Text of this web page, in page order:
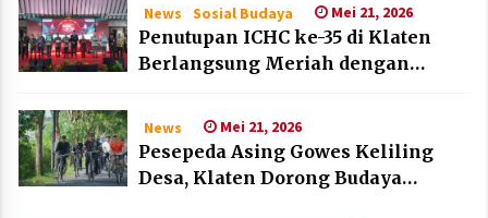
News Sosial Budaya Mei 21, 2026
Penutupan ICHC ke-35 di Klaten
Berlangsung Meriah dengan
Jerman
News Mei 21, 2026
Pesepeda Asing Gowes Keliling
Desa, Klaten Dorong Budaya